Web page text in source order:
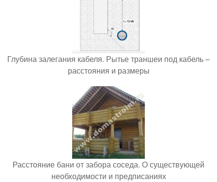
Глубина залегания кабеля. Рытье траншеи под кабель –
расстояния и размеры
Расстояние бани от забора соседа. О существующей
необходимости и предписаниях